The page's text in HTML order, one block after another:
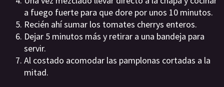
a fuego fuerte para que dore por unos 10 minutos.
Recién ahí sumar los tomates cherrys enteros.
Dejar 5 minutos más y retirar a una bandeja para
servir.
Al costado acomodar las pamplonas cortadas a la
mitad.